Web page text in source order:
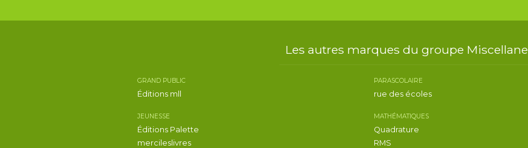
Les autres marques du groupe Miscellane
GRAND PUBLIC
Éditions mll
JEUNESSE
Éditions Palette
mercileslivres
PARASCOLAIRE
rue des écoles
MATHÉMATIQUES
Quadrature
RMS